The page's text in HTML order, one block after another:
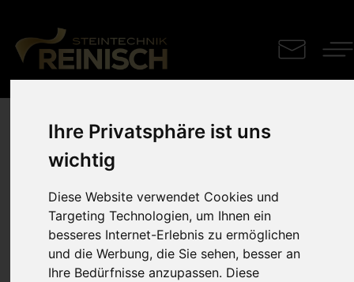
Ihre Privatsphäre ist uns
wichtig
Diese Website verwendet Cookies und
Targeting Technologien, um Ihnen ein
besseres Internet-Erlebnis zu ermöglichen
und die Werbung, die Sie sehen, besser an
Ihre Bedürfnisse anzupassen. Diese
Außen­stiege
Viscont White
Durch geschmackvolle Restaurierung erstrahlt der
Eingang eines Herrenhauses in alter und neuer
Schönheit